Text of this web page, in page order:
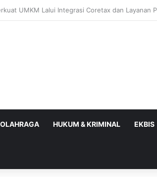
Optimistis Capai Target Penerimaan Pajak
OLAHRAGA HUKUM & KRIMINAL EKBIS